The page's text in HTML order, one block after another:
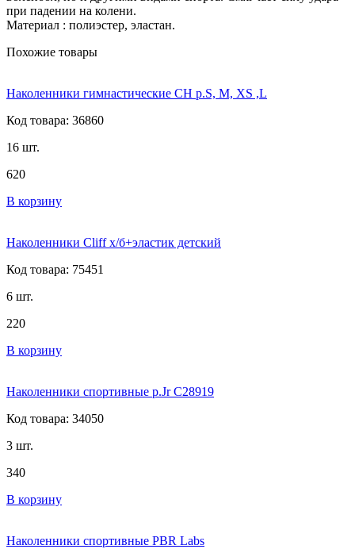
при падении на колени.
Материал : полиэстер, эластан.
Похожие товары
Наколенники гимнастические СН р.S, M, XS ,L
Код товара: 36860
16 шт.
620
В корзину
Наколенники Cliff х/б+эластик детский
Код товара: 75451
6 шт.
220
В корзину
Наколенники спортивные р.Jr С28919
Код товара: 34050
3 шт.
340
В корзину
Наколенники спортивные PBR Labs